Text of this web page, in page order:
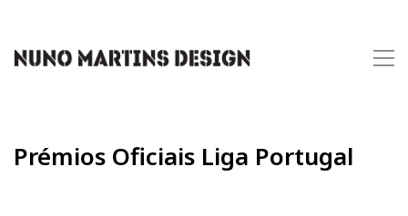
Prémios Oficiais Liga Portugal